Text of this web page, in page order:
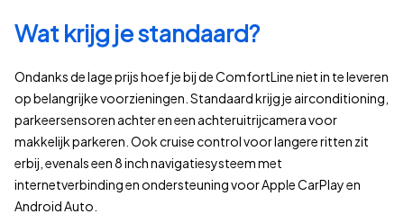
Wat krijg je standaard?
Ondanks de lage prijs hoef je bij de ComfortLine niet in te leveren
op belangrijke voorzieningen. Standaard krijg je airconditioning,
parkeersensoren achter en een achteruitrijcamera voor
makkelijk parkeren. Ook cruise control voor langere ritten zit
erbij, evenals een 8 inch navigatiesysteem met
internetverbinding en ondersteuning voor Apple CarPlay en
Android Auto.